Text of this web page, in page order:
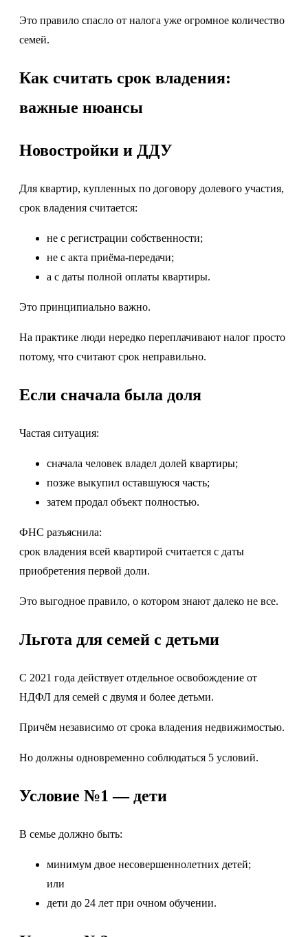
Это правило спасло от налога уже огромное количество
семей.
Как считать срок владения:
важные нюансы
Новостройки и ДДУ
Для квартир, купленных по договору долевого участия,
срок владения считается:
не с регистрации собственности;
не с акта приёма-передачи;
а с даты полной оплаты квартиры.
Это принципиально важно.
На практике люди нередко переплачивают налог просто
потому, что считают срок неправильно.
Если сначала была доля
Частая ситуация:
сначала человек владел долей квартиры;
позже выкупил оставшуюся часть;
затем продал объект полностью.
ФНС разъяснила:
срок владения всей квартирой считается с даты
приобретения первой доли.
Это выгодное правило, о котором знают далеко не все.
Льгота для семей с детьми
С 2021 года действует отдельное освобождение от
НДФЛ для семей с двумя и более детьми.
Причём независимо от срока владения недвижимостью.
Но должны одновременно соблюдаться 5 условий.
Условие №1 — дети
В семье должно быть:
минимум двое несовершеннолетних детей;
или
дети до 24 лет при очном обучении.